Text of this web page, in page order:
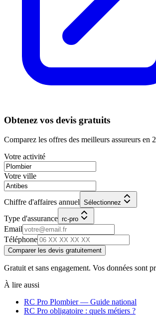
Obtenez vos devis gratuits
Comparez les offres des meilleurs assureurs en
Votre activité
Votre ville
Chiffre d'affaires annuel Sélectionnez
Type d'assurance rc-pro
Email
Téléphone
Comparer les devis gratuitement
Gratuit et sans engagement. Vos données sont
À lire aussi
RC Pro Plombier— Guide national
RC Pro obligatoire : quels métiers ?